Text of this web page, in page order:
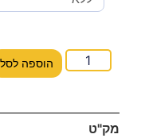
הוספה לסל
מק"ט